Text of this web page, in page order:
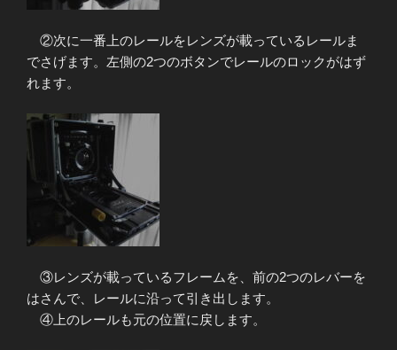
②次に一番上のレールをレンズが載っているレールま
でさげます。左側の2つのボタンでレールのロックがはず
れます。
③レンズが載っているフレームを、前の2つのレバーを
はさんで、レールに沿って引き出します。
④上のレールも元の位置に戻します。